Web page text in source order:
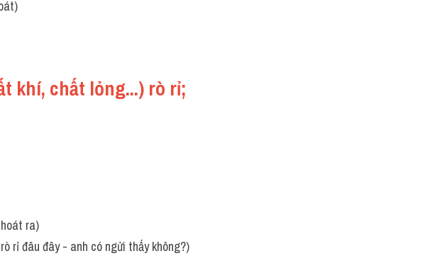
khí, chất lỏng...) rò rỉ;
ra)
rỉ đâu đây - anh có ngửi thấy không?)